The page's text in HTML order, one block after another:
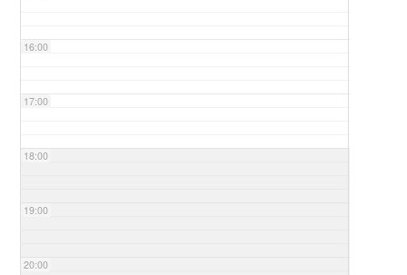
16:00
17:00
18:00
19:00
20:00